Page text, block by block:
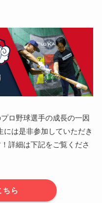
ロ野球選手の成長の一因
には是非参加していただき
詳細は下記をご覧くださ
ちら